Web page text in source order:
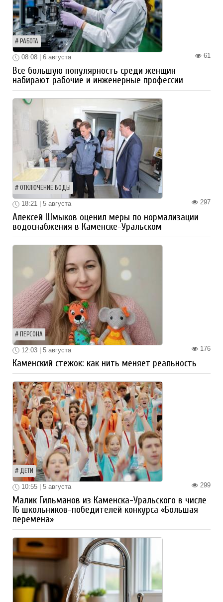
РАБОТА
61
08:08 | 6 августа
Все большую популярность среди женщин
набирают рабочие и инженерные профессии
ОТКЛЮЧЕНИЕ ВОДЫ
297
18:21 | 5 августа
Алексей Шмыков оценил меры по нормализации
водоснабжения в Каменске-Уральском
ПЕРСОНА
176
12:03 | 5 августа
Каменский стежок: как нить меняет реальность
ДЕТИ
299
10:55 | 5 августа
Малик Гильманов из Каменска-Уральского в числе
16 школьников-победителей конкурса «Большая
перемена»